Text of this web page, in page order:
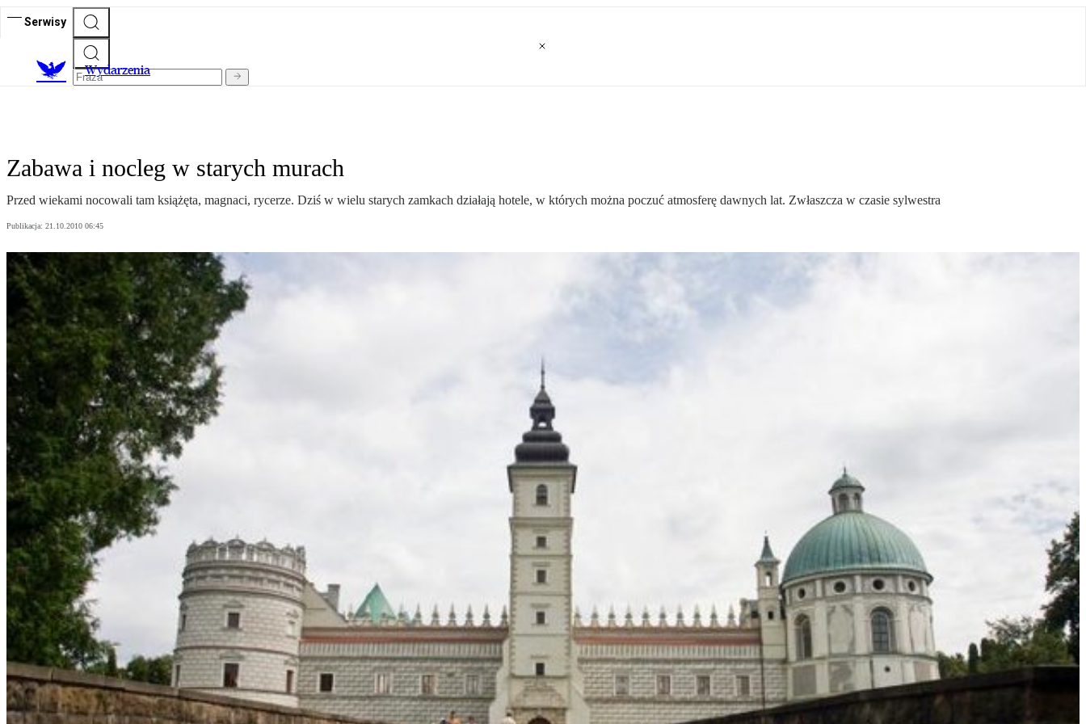
Serwisy
Wydarzenia
Zabawa i nocleg w starych murach
Przed wiekami nocowali tam książęta, magnaci, rycerze. Dziś w wielu starych zamkach działają hotele, w których można poczuć atmosferę dawnych lat. Zwłaszcza w czasie sylwestra
Publikacja: 21.10.2010 06:45